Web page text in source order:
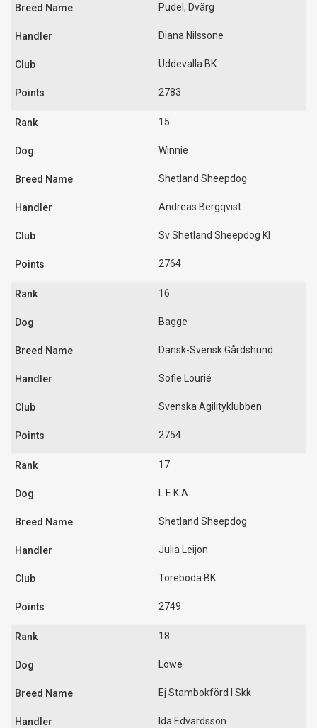
Pudel, Dvärg
Diana Nilssone
Uddevalla BK
2783
15
Winnie
Shetland Sheepdog
Andreas Bergqvist
Sv Shetland Sheepdog Kl
2764
16
Bagge
Dansk-Svensk Gårdshund
Sofie Lourié
Svenska Agilityklubben
2754
17
L E K A
Shetland Sheepdog
Julia Leijon
Töreboda BK
2749
18
Lowe
Ej Stambokförd I Skk
Ida Edvardsson